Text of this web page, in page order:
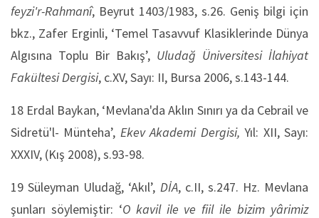
feyzi'r-Rahmanî, Beyrut 1403/1983, s.26. Geniş bilgi için
bkz., Zafer Erginli, ‘Temel Tasavvuf Klasiklerinde Dünya
Algısına Toplu Bir Bakış’, Uludağ Üniversitesi İlahiyat
Fakültesi Dergisi, c.XV, Sayı: II, Bursa 2006, s.143-144.
18 Erdal Baykan, ‘Mevlana'da Aklın Sınırı ya da Cebrail ve
Sidretü'l- Münteha’, Ekev Akademi Dergisi, Yıl: XII, Sayı:
XXXIV, (Kış 2008), s.93-98.
19 Süleyman Uludağ, ‘Akıl’, DİA, c.II, s.247. Hz. Mevlana
şunları söylemiştir: ‘O kavil ile ve fiil ile bizim yârimiz